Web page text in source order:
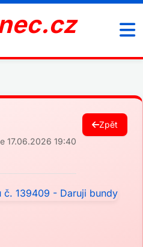
17.06.2026 19:40
Zpět